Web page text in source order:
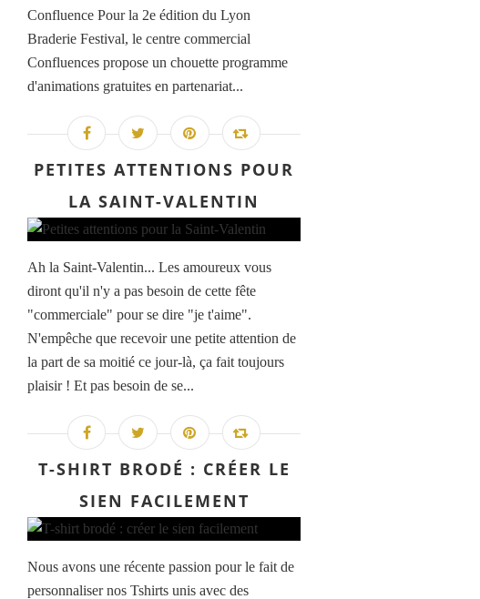
Confluence Pour la 2e édition du Lyon
Braderie Festival, le centre commercial
Confluences propose un chouette programme
d'animations gratuites en partenariat...
PETITES ATTENTIONS POUR
LA SAINT-VALENTIN
Ah la Saint-Valentin... Les amoureux vous
diront qu'il n'y a pas besoin de cette fête
"commerciale" pour se dire "je t'aime".
N'empêche que recevoir une petite attention de
la part de sa moitié ce jour-là, ça fait toujours
plaisir ! Et pas besoin de se...
T-SHIRT BRODÉ : CRÉER LE
SIEN FACILEMENT
Nous avons une récente passion pour le fait de
personnaliser nos Tshirts unis avec des